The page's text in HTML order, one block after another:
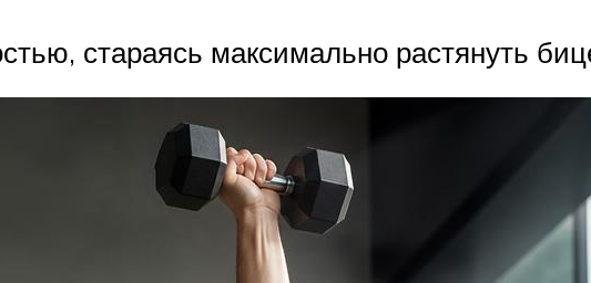
стараясь максимально растянуть